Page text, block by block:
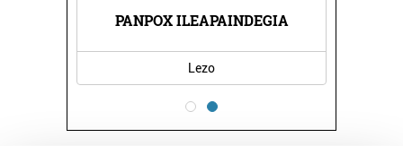
PANPOX ILEAPAINDEGIA
Lezo